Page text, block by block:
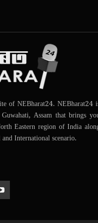
of NEBharat24. NEBharat24
Assam that brings
Eastern region of India
International scenario.